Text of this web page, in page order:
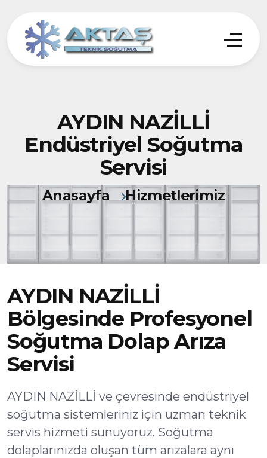
AYDIN NAZİLLİ
Endüstriyel Soğutma
Servisi
Anasayfa Hizmetlerimiz
AYDIN NAZİLLİ
Bölgesinde Profesyonel
Soğutma Dolap Arıza
Servisi
AYDIN NAZİLLİ ve çevresinde endüstriyel
soğutma sistemleriniz için uzman teknik
servis hizmeti sunuyoruz. Soğutma
dolaplarınızda oluşan tüm arızalara aynı